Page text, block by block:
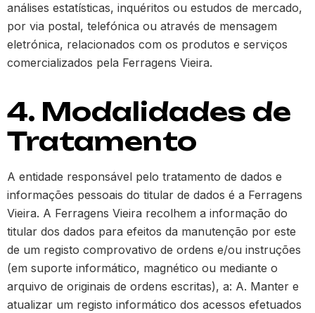
análises estatísticas, inquéritos ou estudos de mercado,
por via postal, telefónica ou através de mensagem
eletrónica, relacionados com os produtos e serviços
comercializados pela Ferragens Vieira.
4. Modalidades de
Tratamento
A entidade responsável pelo tratamento de dados e
informações pessoais do titular de dados é a Ferragens
Vieira. A Ferragens Vieira recolhem a informação do
titular dos dados para efeitos da manutenção por este
de um registo comprovativo de ordens e/ou instruções
(em suporte informático, magnético ou mediante o
arquivo de originais de ordens escritas), a: A. Manter e
atualizar um registo informático dos acessos efetuados